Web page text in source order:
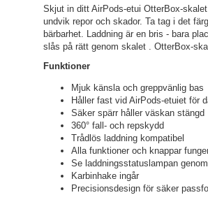
Skjut in ditt AirPods-etui OtterBox-
undvik repor och skador. Ta tag i det
bärbarhet. Laddning är en bris - bara
slås på rätt genom skalet . OtterBox-
Funktioner
Mjuk känsla och greppvänlig bas
Håller fast vid AirPods-etuiet för
Säker spärr håller väskan stängd
360° fall- och repskydd
Trådlös laddning kompatibel
Alla funktioner och knappar
Se laddningsstatuslampan
Karbinhake ingår
Precisionsdesign för säker